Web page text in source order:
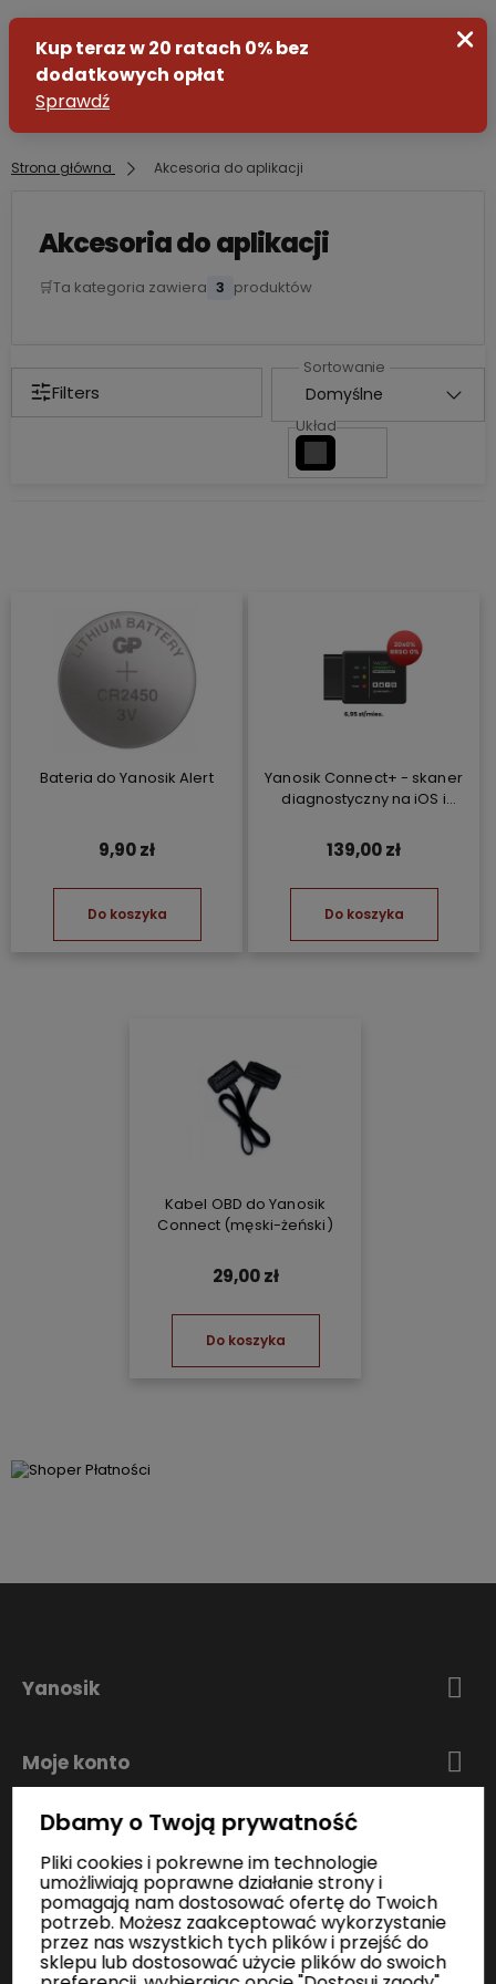
Załóż konto
Strona główna Akcesoria do aplikacji
Akcesoria do aplikacji
🛒Ta kategoria zawiera 3 produktów
Filters
Układ
Bateria do Yanosik Alert
9,90 zł
Do koszyka
Yanosik Connect+ - skaner
diagnostyczny na iOS i
139,00 zł
Do koszyka
Kabel OBD do Yanosik
Connect (męski-żeński)
29,00 zł
Do koszyka
Yanosik
Moje konto
Zakupy
Informacje
Dbamy o Twoją prywatność
Pliki cookies i pokrewne im technologie
umożliwiają poprawne działanie strony i
pomagają nam dostosować ofertę do Twoich
potrzeb. Możesz zaakceptować wykorzystanie
przez nas wszystkich tych plików i przejść do
sklepu lub dostosować użycie plików do swoich